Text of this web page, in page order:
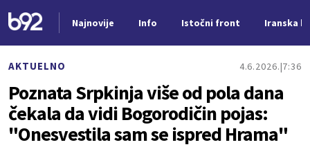
Najnovije Info Istočni front Iranska
AKTUELNO 4.6.2026. 7:36
Poznata Srpkinja više od pola dana
čekala da vidi Bogorodičin pojas:
"Onesvestila sam se ispred Hrama"